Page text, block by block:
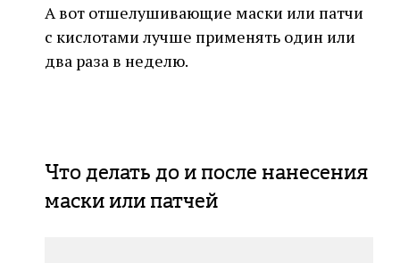
А вот отшелушивающие маски или патчи
с кислотами лучше применять один или
два раза в неделю.
Что делать до и после нанесения
маски или патчей